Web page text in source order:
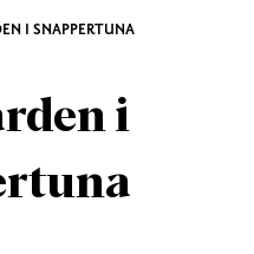
I SNAPPERTUNA
i